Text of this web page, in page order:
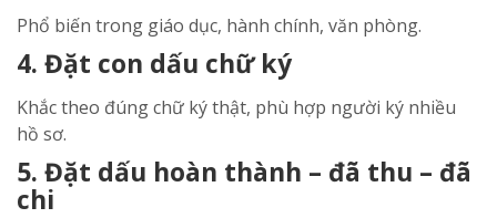
Phổ biến trong giáo dục, hành chính, văn phòng.
4. Đặt con dấu chữ ký
Khắc theo đúng chữ ký thật, phù hợp người ký nhiều
hồ sơ.
5. Đặt dấu hoàn thành – đã thu – đã
chi